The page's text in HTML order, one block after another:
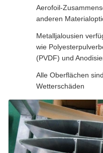
Aerofoil-
anderen
Metalljalousien
wie
(PVDF) und
Alle Oberflächen
Wetterschäden